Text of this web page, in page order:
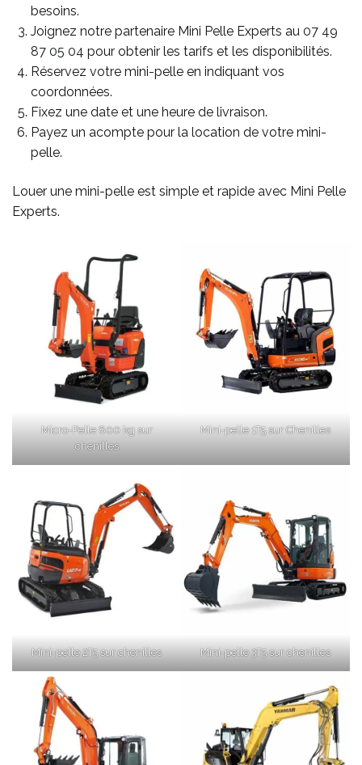
besoins.
Joignez notre partenaire Mini Pelle Experts au 07 49
87 05 04 pour obtenir les tarifs et les disponibilités.
Réservez votre mini-pelle en indiquant vos
coordonnées.
Fixez une date et une heure de livraison.
Payez un acompte pour la location de votre mini-
pelle.
Louer une mini-pelle est simple et rapide avec Mini Pelle
Experts.
Micro-Pelle 800 kg sur
chenilles
Mini-pelle 1T5 sur Chenilles
Mini-pelle 2T5 sur chenilles Mini-pelle 3T5 sur chenilles